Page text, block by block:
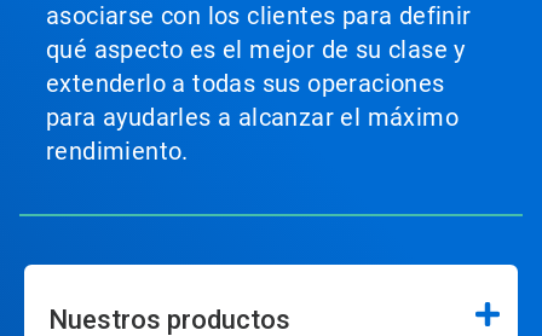
asociarse con los clientes para definir
qué aspecto es el mejor de su clase y
extenderlo a todas sus operaciones
para ayudarles a alcanzar el máximo
rendimiento.
Nuestros productos